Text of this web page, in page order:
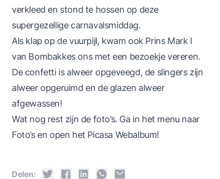
verkleed en stond te hossen op deze
supergezellige carnavalsmiddag.
Als klap op de vuurpijl, kwam ook Prins Mark I
van Bombakkes ons met een bezoekje vereren.
De confetti is alweer opgeveegd, de slingers zijn
alweer opgeruimd en de glazen alweer
afgewassen!
Wat nog rest zijn de foto’s. Ga in het menu naar
Foto’s en open het Picasa Webalbum!
Delen: